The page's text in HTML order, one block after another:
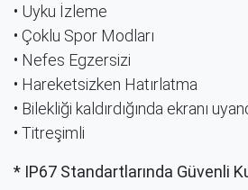
• Uyku İzleme
• Çoklu Spor Modları
• Nefes Egzersizi
• Hareketsizken Hatırlatma
• Bilekliği kaldırdığında ekranı
• Titreşimli
* IP67 Standartlarında Güvenli